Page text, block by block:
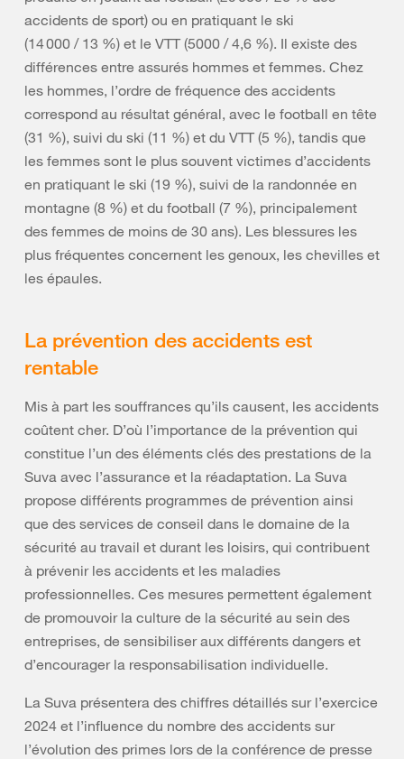
accidents de sport) ou en pratiquant le ski
(14 000 / 13 %) et le VTT (5000 / 4,6 %). Il existe des
différences entre assurés hommes et femmes. Chez
les hommes, l’ordre de fréquence des accidents
correspond au résultat général, avec le football en tête
(31 %), suivi du ski (11 %) et du VTT (5 %), tandis que
les femmes sont le plus souvent victimes d’accidents
en pratiquant le ski (19 %), suivi de la randonnée en
montagne (8 %) et du football (7 %), principalement
des femmes de moins de 30 ans). Les blessures les
plus fréquentes concernent les genoux, les chevilles et
les épaules.
La prévention des accidents est
rentable
Mis à part les souffrances qu’ils causent, les accidents
coûtent cher. D’où l’importance de la prévention qui
constitue l’un des éléments clés des prestations de la
Suva avec l’assurance et la réadaptation. La Suva
propose différents programmes de prévention ainsi
que des services de conseil dans le domaine de la
sécurité au travail et durant les loisirs, qui contribuent
à prévenir les accidents et les maladies
professionnelles. Ces mesures permettent également
de promouvoir la culture de la sécurité au sein des
entreprises, de sensibiliser aux différents dangers et
d’encourager la responsabilisation individuelle.
La Suva présentera des chiffres détaillés sur l’exercice
2024 et l’influence du nombre des accidents sur
l’évolution des primes lors de la conférence de presse